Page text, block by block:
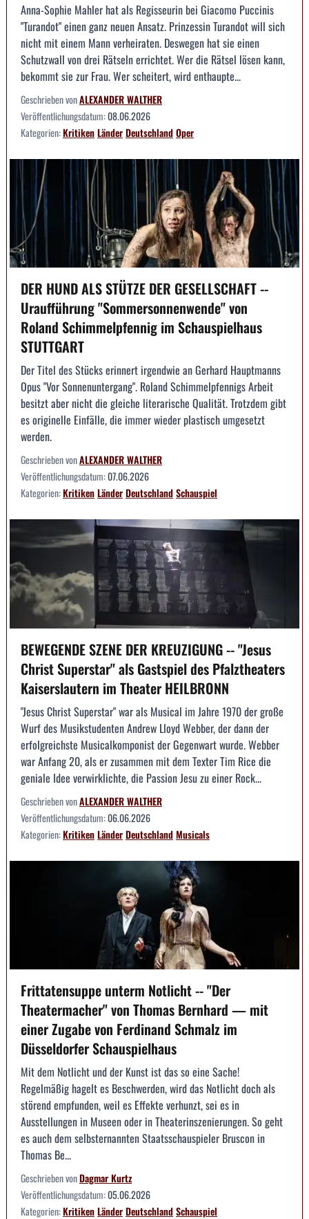
Anna-Sophie Mahler hat als Regisseurin bei Giacomo Puccinis
"Turandot" einen ganz neuen Ansatz. Prinzessin Turandot will sich
nicht mit einem Mann verheiraten. Deswegen hat sie einen
Schutzwall von drei Rätseln errichtet. Wer die Rätsel lösen kann,
bekommt sie zur Frau. Wer scheitert, wird enthaupte...
Geschrieben vonALEXANDER WALTHER
Veröffentlichungsdatum:08.06.2026
Kategorien:KritikenLänderDeutschlandOper
DER HUND ALS STÜTZE DER GESELLSCHAFT --
Uraufführung "Sommersonnenwende" von
Roland Schimmelpfennig im Schauspielhaus
STUTTGART
Der Titel des Stücks erinnert irgendwie an Gerhard Hauptmanns
Opus "Vor Sonnenuntergang". Roland Schimmelpfennigs Arbeit
besitzt aber nicht die gleiche literarische Qualität. Trotzdem gibt
es originelle Einfälle, die immer wieder plastisch umgesetzt
werden.
Geschrieben vonALEXANDER WALTHER
Veröffentlichungsdatum:07.06.2026
Kategorien:KritikenLänderDeutschlandSchauspiel
BEWEGENDE SZENE DER KREUZIGUNG -- "Jesus
Christ Superstar" als Gastspiel des Pfalztheaters
Kaiserslautern im Theater HEILBRONN
"Jesus Christ Superstar" war als Musical im Jahre 1970 der große
Wurf des Musikstudenten Andrew Lloyd Webber, der dann der
erfolgreichste Musicalkomponist der Gegenwart wurde. Webber
war Anfang 20, als er zusammen mit dem Texter Tim Rice die
geniale Idee verwirklichte, die Passion Jesu zu einer Rock...
Geschrieben vonALEXANDER WALTHER
Veröffentlichungsdatum:06.06.2026
Kategorien:KritikenLänderDeutschlandMusicals
Frittatensuppe unterm Notlicht -- "Der
Theatermacher" von Thomas Bernhard — mit
einer Zugabe von Ferdinand Schmalz im
Düsseldorfer Schauspielhaus
Mit dem Notlicht und der Kunst ist das so eine Sache!
Regelmäßig hagelt es Beschwerden, wird das Notlicht doch als
störend empfunden, weil es Effekte verhunzt, sei es in
Ausstellungen in Museen oder in Theaterinszenierungen. So geht
es auch dem selbsternannten Staatsschauspieler Bruscon in
Thomas Be...
Geschrieben vonDagmar Kurtz
Veröffentlichungsdatum:05.06.2026
Kategorien:KritikenLänderDeutschlandSchauspiel